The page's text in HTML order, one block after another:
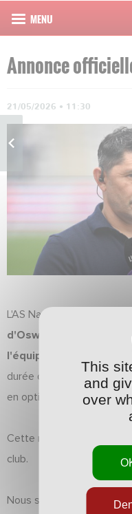
Annonce
21/05/2026 • 11:30
L'AS Nancy-Lorraine est
d'Oswald Tanchot au
l'équipe première.
Il
durée de deux saisons,
en option.
Cette nomination
club.
Nous souhaitons à
This
and
over